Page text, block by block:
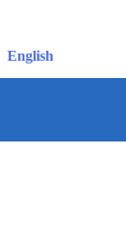
English